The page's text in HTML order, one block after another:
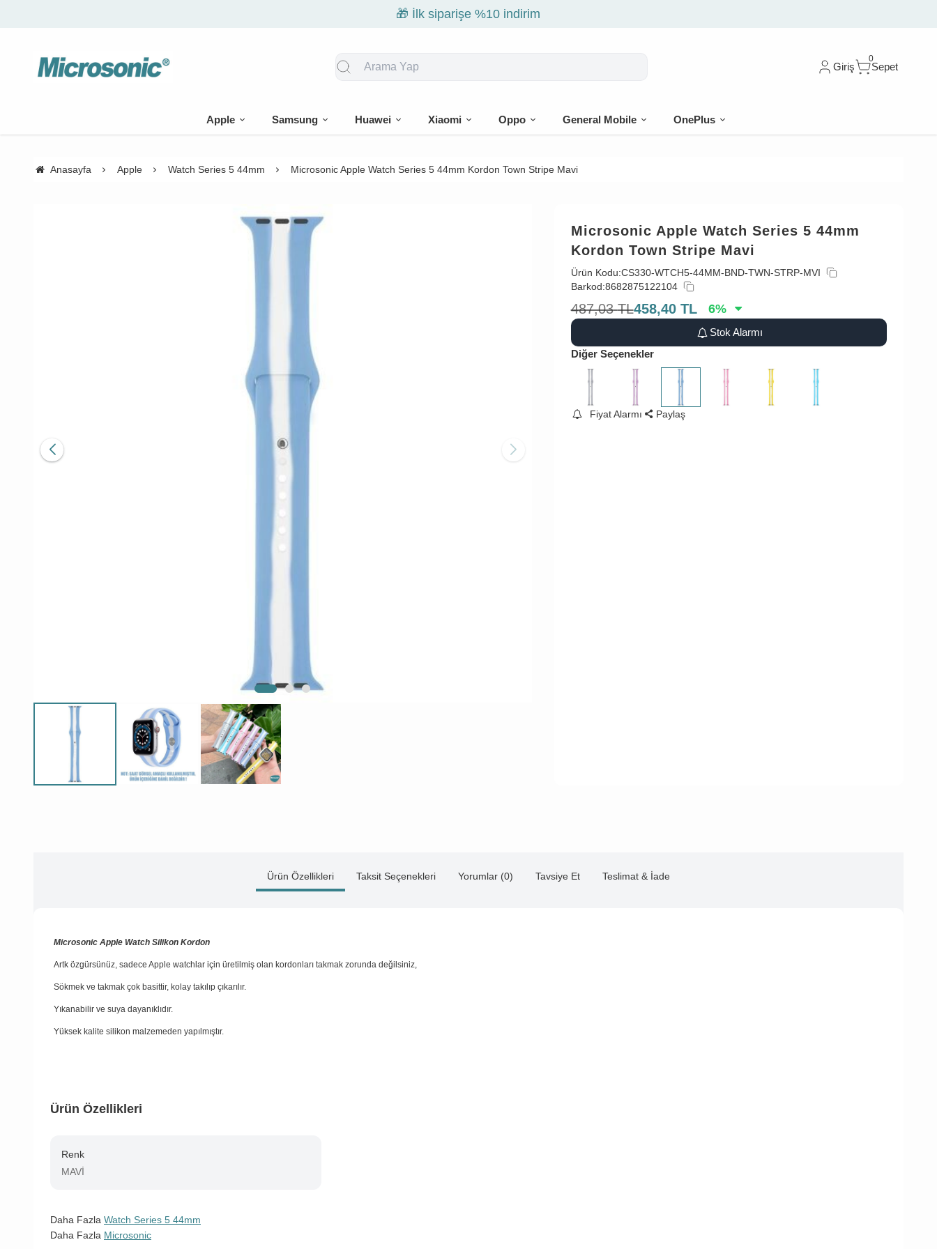
🎁 İlk siparişe %10 indirim
Giriş
0
Sepet
Apple Samsung Huawei Xiaomi Oppo General Mobile OnePlus
Anasayfa Apple Watch Series 5 44mm Microsonic Apple Watch Series 5 44mm Kordon Town Stripe Mavi
Microsonic Apple Watch Series 5 44mm
Kordon Town Stripe Mavi
Ürün Kodu:CS330-WTCH5-44MM-BND-TWN-STRP-MVI
Barkod:8682875122104
487,03 TL458,40 TL 6%
Stok Alarmı
Diğer Seçenekler
Fiyat Alarmı Paylaş
Ürün Özellikleri Taksit Seçenekleri Yorumlar (0) Tavsiye Et Teslimat & İade
Microsonic Apple Watch Silikon Kordon
Artk özgürsünüz, sadece Apple watchlar için üretilmiş olan kordonları takmak zorunda değilsiniz,
Sökmek ve takmak çok basittir, kolay takılıp çıkarılır.
Yıkanabilir ve suya dayanıklıdır.
Yüksek kalite silikon malzemeden yapılmıştır.
Ürün Özellikleri
Renk
MAVİ
Daha Fazla Watch Series 5 44mm
Daha Fazla Microsonic